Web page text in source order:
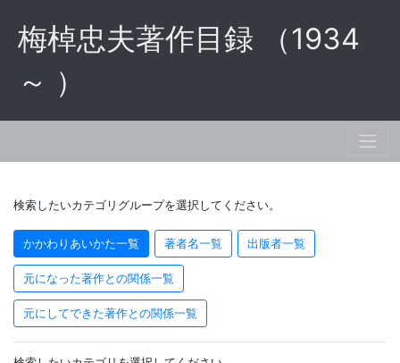
梅棹忠夫著作目録 （1934
～ ）
検索したいカテゴリグループを選択してください。
かかわりあいかた一覧 著者名一覧 出版者一覧
元になった著作との関係一覧
元にしてできた著作との関係一覧